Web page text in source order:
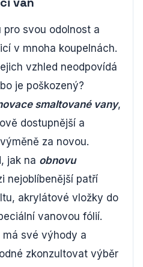
svou odolnost a
v mnoha koupelnách.
vzhled neodpovídá
je poškozený?
smaltované vany,
dostupnější a
za novou.
jak na obnovu
nejoblíbenější patří
akrylátové vložky do
vanovou fólií.
své výhody a
zkonzultovat výběr